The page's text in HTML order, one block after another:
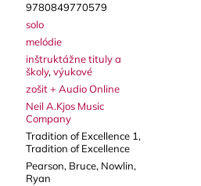
9780849770579
solo
melódie
inštruktážne tituly a
školy, výukové
zošit + Audio Online
Neil A.Kjos Music
Company
Tradition of Excellence 1,
Tradition of Excellence
Pearson, Bruce, Nowlin,
Ryan